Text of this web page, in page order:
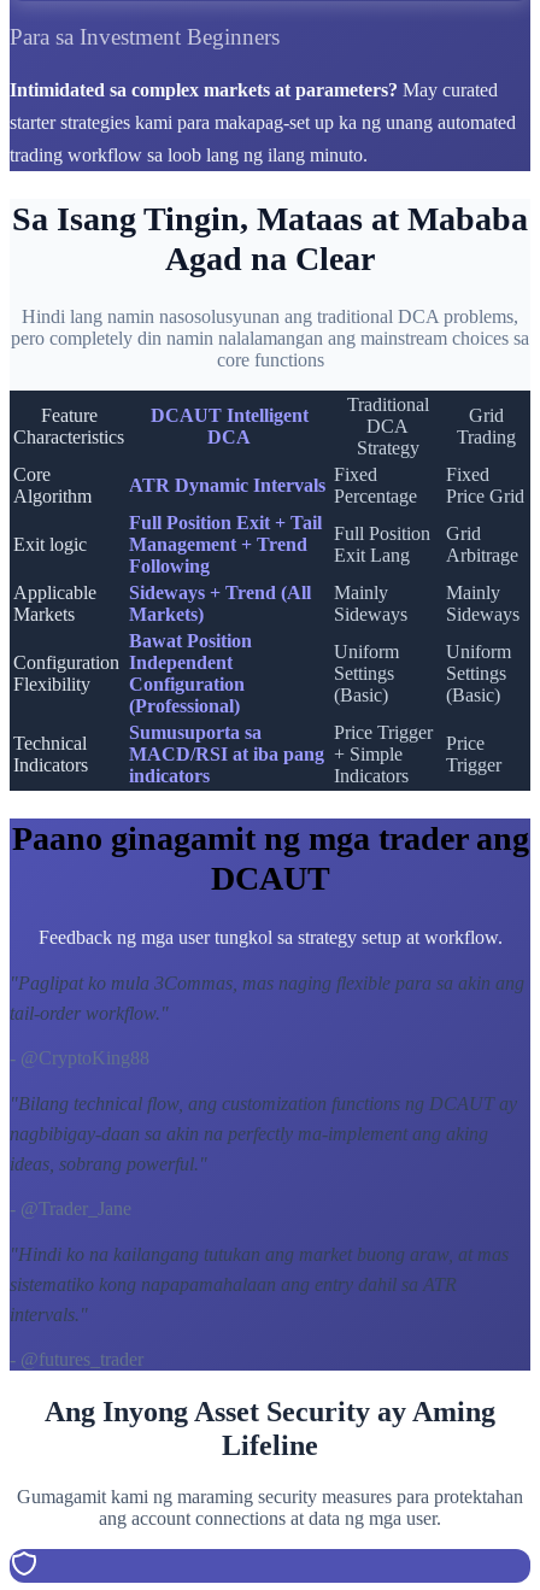
Para sa Investment Beginners
Intimidated sa complex markets at parameters? May curated
starter strategies kami para makapag-set up ka ng unang automated
trading workflow sa loob lang ng ilang minuto.
Sa Isang Tingin, Mataas at Mababa
Agad na Clear
Hindi lang namin nasosolusyunan ang traditional DCA problems,
pero completely din namin nalalamangan ang mainstream choices sa
core functions
Feature
Characteristics
DCAUT Intelligent
DCA
Traditional
DCA
Strategy
Grid
Trading
Core
Algorithm
ATR Dynamic Intervals
Fixed
Percentage
Fixed
Price Grid
Exit logic
Full Position Exit + Tail
Management + Trend
Following
Full Position
Exit Lang
Grid
Arbitrage
Applicable
Markets
Sideways + Trend (All
Markets)
Mainly
Sideways
Mainly
Sideways
Configuration
Flexibility
Bawat Position
Independent
Configuration
(Professional)
Uniform
Settings
(Basic)
Uniform
Settings
(Basic)
Technical
Indicators
Sumusuporta sa
MACD/RSI at iba pang
indicators
Price Trigger
+ Simple
Indicators
Price
Trigger
Paano ginagamit ng mga trader ang
DCAUT
Feedback ng mga user tungkol sa strategy setup at workflow.
"Paglipat ko mula 3Commas, mas naging flexible para sa akin ang
tail-order workflow."
- @CryptoKing88
"Bilang technical flow, ang customization functions ng DCAUT ay
nagbibigay-daan sa akin na perfectly ma-implement ang aking
ideas, sobrang powerful."
- @Trader_Jane
"Hindi ko na kailangang tutukan ang market buong araw, at mas
sistematiko kong napapamahalaan ang entry dahil sa ATR
intervals."
- @futures_trader
Ang Inyong Asset Security ay Aming
Lifeline
Gumagamit kami ng maraming security measures para protektahan
ang account connections at data ng mga user.